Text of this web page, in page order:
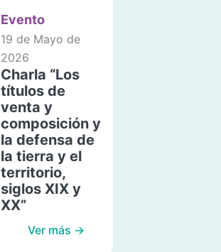
Evento
19 de Mayo de
2026
Charla “Los
títulos de
venta y
composición y
la defensa de
la tierra y el
territorio,
siglos XIX y
XX”
Ver más →